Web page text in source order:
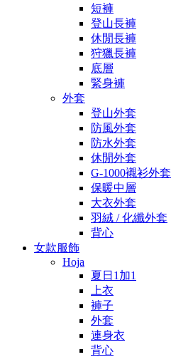
短褲
登山長褲
休閒長褲
狩獵長褲
底層
緊身褲
外套
登山外套
防風外套
防水外套
休閒外套
G-1000襯衫外套
保暖中層
大衣外套
羽絨 / 化纖外套
背心
女款服飾
Hoja
夏日1加1
上衣
褲子
外套
連身衣
背心